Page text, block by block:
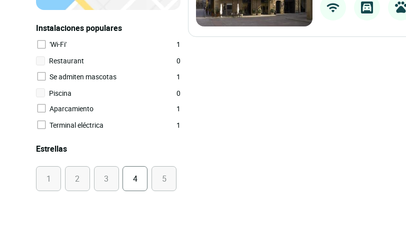
Instalaciones populares
'Wi-Fi'
1
Restaurant
0
Se admiten mascotas
1
Piscina
0
Aparcamiento
1
Terminal eléctrica
1
Estrellas
1 2 3 4 5